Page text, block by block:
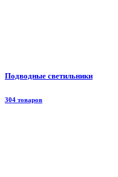
Подводные светильники
304 товаров